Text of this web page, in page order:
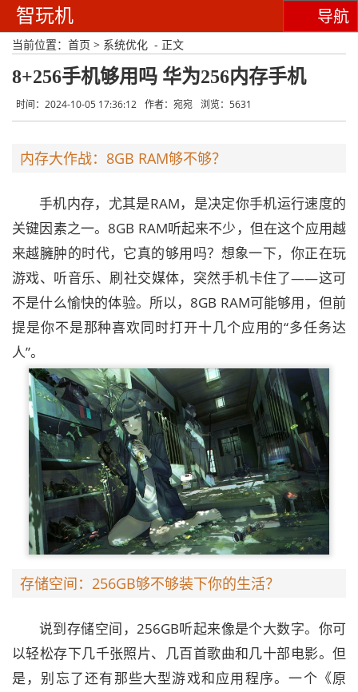
智玩机 导航
当前位置： 首页 > 系统优化 - 正文
8+256手机够用吗 华为256内存手机
时间：2024-10-05 17:36:12 作者：宛宛 浏览：5631
内存大作战：8GB RAM够不够？
手机内存，尤其是RAM，是决定你手机运行速度的
关键因素之一。8GB RAM听起来不少，但在这个应用越
来越臃肿的时代，它真的够用吗？想象一下，你正在玩
游戏、听音乐、刷社交媒体，突然手机卡住了——这可
不是什么愉快的体验。所以，8GB RAM可能够用，但前
提是你不是那种喜欢同时打开十几个应用的“多任务达
人”。
存储空间：256GB够不够装下你的生活？
说到存储空间，256GB听起来像是个大数字。你可
以轻松存下几千张照片、几百首歌曲和几十部电影。但
是，别忘了还有那些大型游戏和应用程序。一个《原